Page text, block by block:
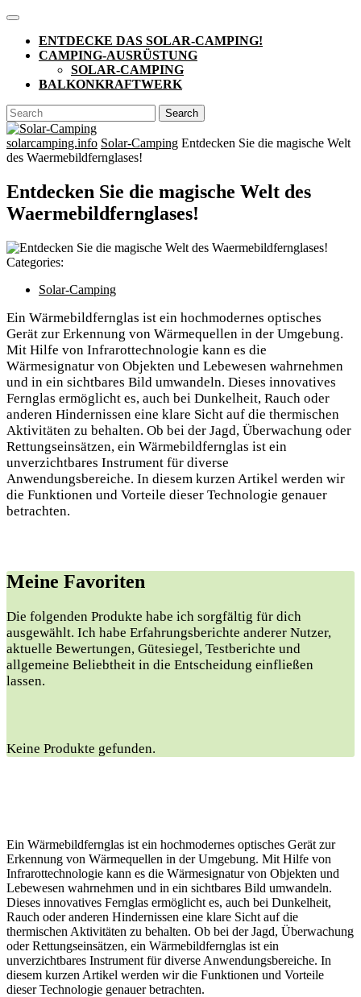
Skip
content
Open
ButtonENTDECKE DAS SOLAR-CAMPING!
CAMPING-AUSRÜSTUNG
SOLAR-CAMPING
BALKONKRAFTWERK
CLOSE
BUTTON
Search
for:
solarcamping.info Solar-Camping Entdecken Sie die magische Welt
des Waermebildfernglases!
Entdecken Sie die magische Welt des
Waermebildfernglases!
Categories:
Solar-Camping
Ein Wärmebildfernglas ist ein hochmodernes optisches
Gerät zur Erkennung von Wärmequellen in der Umgebung.
Mit Hilfe von Infrarottechnologie kann es die
Wärmesignatur von Objekten und Lebewesen wahrnehmen
und in ein sichtbares Bild umwandeln. Dieses innovatives
Fernglas ermöglicht es, auch bei Dunkelheit, Rauch oder
anderen Hindernissen eine klare Sicht auf die thermischen
Aktivitäten zu behalten. Ob bei der Jagd, Überwachung oder
Rettungseinsätzen, ein Wärmebildfernglas ist ein
unverzichtbares Instrument für diverse
Anwendungsbereiche. In diesem kurzen Artikel werden wir
die Funktionen und Vorteile dieser Technologie genauer
betrachten.
Meine Favoriten
Die folgenden Produkte habe ich sorgfältig für dich
ausgewählt. Ich habe Erfahrungsberichte anderer Nutzer,
aktuelle Bewertungen, Gütesiegel, Testberichte und
allgemeine Beliebtheit in die Entscheidung einfließen
lassen.
Keine Produkte gefunden.
Ein Wärmebildfernglas ist ein hochmodernes optisches Gerät zur
Erkennung von Wärmequellen in der Umgebung. Mit Hilfe von
Infrarottechnologie kann es die Wärmesignatur von Objekten und
Lebewesen wahrnehmen und in ein sichtbares Bild umwandeln.
Dieses innovatives Fernglas ermöglicht es, auch bei Dunkelheit,
Rauch oder anderen Hindernissen eine klare Sicht auf die
thermischen Aktivitäten zu behalten. Ob bei der Jagd, Überwachung
oder Rettungseinsätzen, ein Wärmebildfernglas ist ein
unverzichtbares Instrument für diverse Anwendungsbereiche. In
diesem kurzen Artikel werden wir die Funktionen und Vorteile
dieser Technologie genauer betrachten.